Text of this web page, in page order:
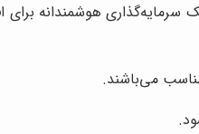
یک سرمایه‌گذاری هوشمندانه
می‌باشند.